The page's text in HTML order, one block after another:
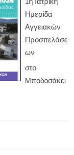
Ημερίδα
Αγγειακών
Προσπελάσε
ων
στο
Μποδοσάκει